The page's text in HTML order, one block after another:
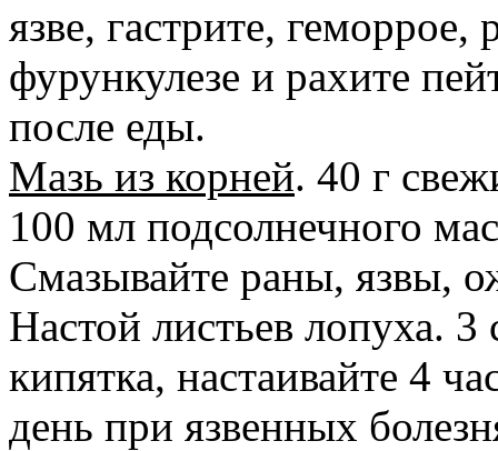
язве, гастрите, геморрое,
фурункулезе и рахите
после еды.
Мазь из корней. 40 г
100 мл подсолнечного
Смазывайте раны, язвы,
Настой листьев лопуха. 3
кипятка, настаивайте 4
день при язвенных